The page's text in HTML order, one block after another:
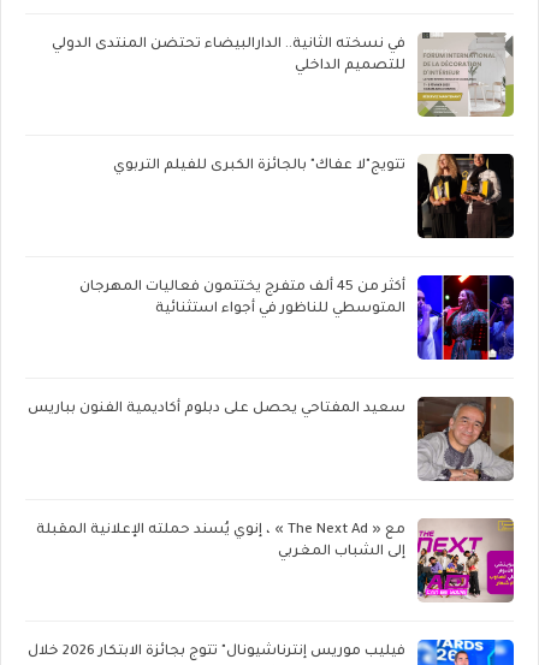
في نسخته الثانية.. الدارالبيضاء تحتضن المنتدى الدولي
للتصميم الداخلي
تتويج"لا عفاك" بالجائزة الكبرى للفيلم التربوي
أكثر من 45 ألف متفرج يختتمون فعاليات المهرجان
المتوسطي للناظور في أجواء استثنائية
سعيد المفتاحي يحصل على دبلوم أكاديمية الفنون بباريس
مع « The Next Ad » ، إنوي يُسند حملته الإعلانية المقبلة
إلى الشباب المغربي
فيليب موريس إنترناشيونال" تتوج بجائزة الابتكار 2026 خلال